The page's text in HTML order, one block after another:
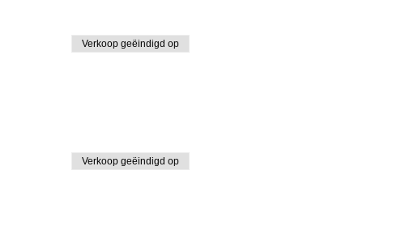
Verkoop geëindigd op
Verkoop geëindigd op